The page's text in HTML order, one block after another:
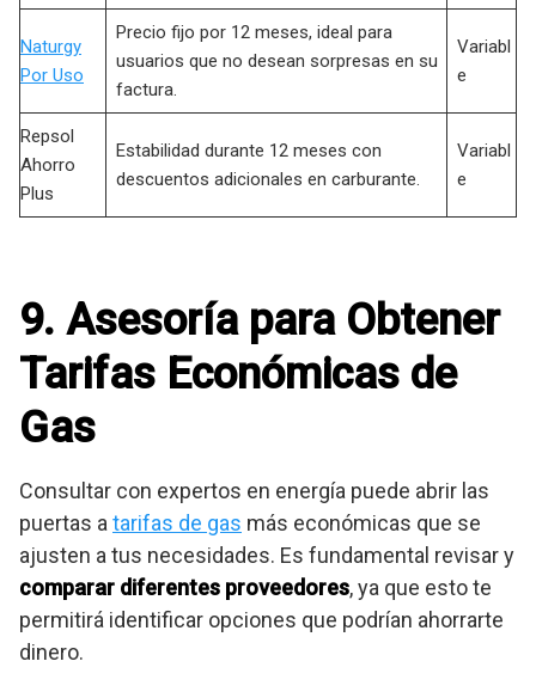
Naturgy
Por Uso
Precio fijo por 12 meses, ideal para
usuarios que no desean sorpresas en su
factura.
Variabl
e
Repsol
Ahorro
Plus
Estabilidad durante 12 meses con
descuentos adicionales en carburante.
Variabl
e
9. Asesoría para Obtener
Tarifas Económicas de
Gas
Consultar con expertos en energía puede abrir las
puertas a tarifas de gas más económicas que se
ajusten a tus necesidades. Es fundamental revisar y
comparar diferentes proveedores, ya que esto te
permitirá identificar opciones que podrían ahorrarte
dinero.